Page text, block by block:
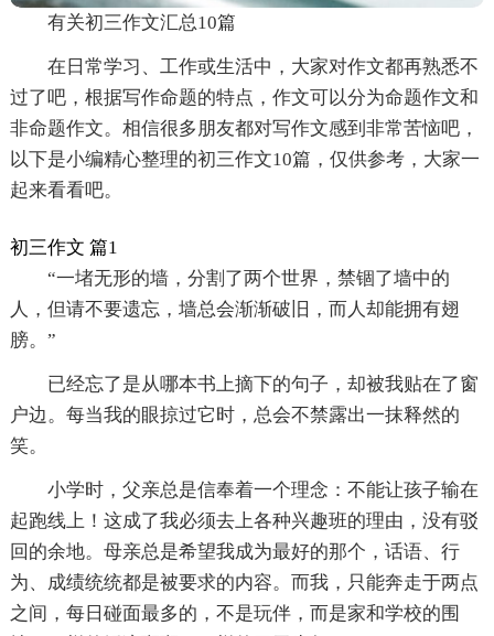
有关初三作文汇总10篇
在日常学习、工作或生活中，大家对作文都再熟悉不
过了吧，根据写作命题的特点，作文可以分为命题作文和
非命题作文。相信很多朋友都对写作文感到非常苦恼吧，
以下是小编精心整理的初三作文10篇，仅供参考，大家一
起来看看吧。
初三作文 篇1
“一堵无形的墙，分割了两个世界，禁锢了墙中的
人，但请不要遗忘，墙总会渐渐破旧，而人却能拥有翅
膀。”
已经忘了是从哪本书上摘下的句子，却被我贴在了窗
户边。每当我的眼掠过它时，总会不禁露出一抹释然的
笑。
小学时，父亲总是信奉着一个理念：不能让孩子输在
起跑线上！这成了我必须去上各种兴趣班的理由，没有驳
回的余地。母亲总是希望我成为最好的那个，话语、行
为、成绩统统都是被要求的内容。而我，只能奔走于两点
之间，每日碰面最多的，不是玩伴，而是家和学校的围